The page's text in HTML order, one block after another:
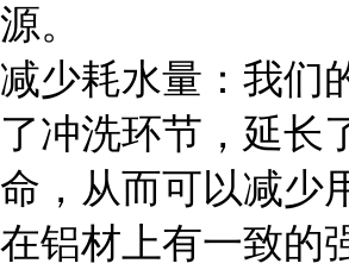
源。
减少耗水量：我们
了冲洗环节，延长
命，从而可以减少
在铝材上有一致的